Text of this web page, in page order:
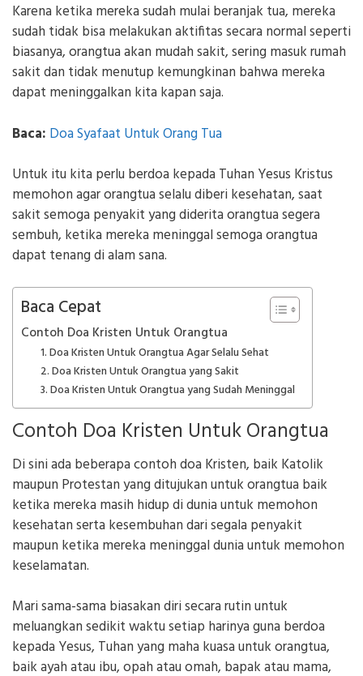
Karena ketika mereka sudah mulai beranjak tua, mereka
sudah tidak bisa melakukan aktifitas secara normal seperti
biasanya, orangtua akan mudah sakit, sering masuk rumah
sakit dan tidak menutup kemungkinan bahwa mereka
dapat meninggalkan kita kapan saja.
Baca: Doa Syafaat Untuk Orang Tua
Untuk itu kita perlu berdoa kepada Tuhan Yesus Kristus
memohon agar orangtua selalu diberi kesehatan, saat
sakit semoga penyakit yang diderita orangtua segera
sembuh, ketika mereka meninggal semoga orangtua
dapat tenang di alam sana.
Baca Cepat
Contoh Doa Kristen Untuk Orangtua
1. Doa Kristen Untuk Orangtua Agar Selalu Sehat
2. Doa Kristen Untuk Orangtua yang Sakit
3. Doa Kristen Untuk Orangtua yang Sudah Meninggal
Contoh Doa Kristen Untuk Orangtua
Di sini ada beberapa contoh doa Kristen, baik Katolik
maupun Protestan yang ditujukan untuk orangtua baik
ketika mereka masih hidup di dunia untuk memohon
kesehatan serta kesembuhan dari segala penyakit
maupun ketika mereka meninggal dunia untuk memohon
keselamatan.
Mari sama-sama biasakan diri secara rutin untuk
meluangkan sedikit waktu setiap harinya guna berdoa
kepada Yesus, Tuhan yang maha kuasa untuk orangtua,
baik ayah atau ibu, opah atau omah, bapak atau mama,